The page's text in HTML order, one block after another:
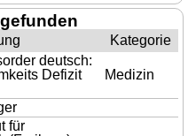
Kategorie
deutsch:
Defizit
Medizin
für